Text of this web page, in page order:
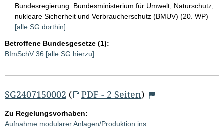
Bundesregierung: Bundesministerium für Umwelt, Naturschutz,
nukleare Sicherheit und Verbraucherschutz (BMUV) (20. WP)
[alle SG dorthin]
Betroffene Bundesgesetze (1):
BImSchV 36 [alle SG hierzu]
SG2407150002 ( PDF - 2 Seiten)
Zu Regelungsvorhaben:
Aufnahme modularer Anlagen/Produktion ins